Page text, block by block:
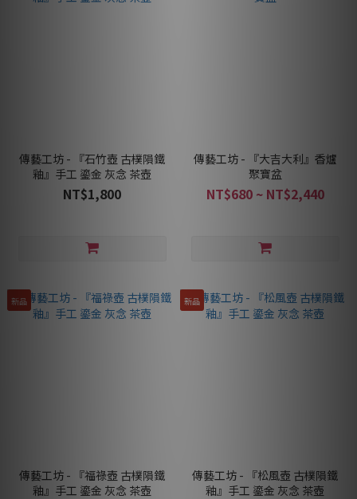
傳藝工坊 - 『石竹壺 古樸隕鐵
釉』手工 鎏金 灰念 茶壺
NT$1,800
傳藝工坊 - 『大吉大利』香爐
聚寶盆
NT$680 ~ NT$2,440
新品
傳藝工坊 - 『福祿壺 古樸隕鐵
釉』手工 鎏金 灰念 茶壺
新品
傳藝工坊 - 『松風壺 古樸隕鐵
釉』手工 鎏金 灰念 茶壺